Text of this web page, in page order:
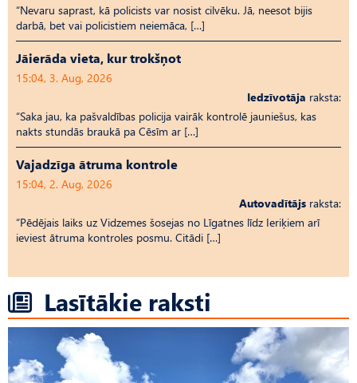
“Nevaru saprast, kā policists var nosist cilvēku. Jā, neesot bijis
darbā, bet vai policistiem neiemāca, […]
Jāierāda vieta, kur trokšņot
15:04, 3. Aug, 2026
Iedzīvotāja raksta:
“Saka jau, ka pašvaldības policija vairāk kontrolē jauniešus, kas
nakts stundās braukā pa Cēsīm ar […]
Vajadzīga ātruma kontrole
15:04, 2. Aug, 2026
Autovadītājs raksta:
“Pēdējais laiks uz Vid­ze­mes šosejas no Līgatnes līdz Ieriķiem arī
ieviest ātruma kontroles posmu. Citādi […]
Lasītākie raksti